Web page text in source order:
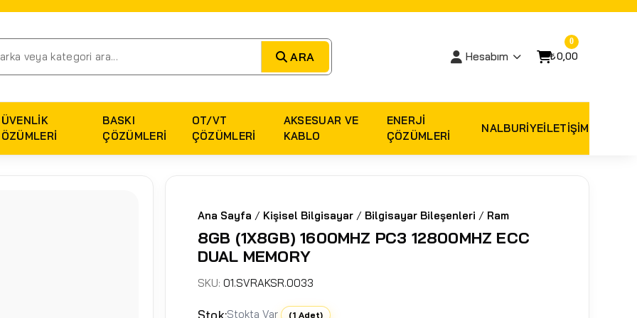
ARA Hesabım
0
₺0,00
BASKI
ÇÖZÜMLERI
OT/VT
ÇÖZÜMLERI
AKSESUAR VE
KABLO
ENERJI
ÇÖZÜMLERI
NALBURIYEİLETİŞİM
Ana Sayfa / Kişisel Bilgisayar / Bilgisayar Bileşenleri / Ram
8GB (1X8GB) 1600MHZ PC3 12800MHZ ECC
DUAL MEMORY
SKU: 01.SVRAKSR.0033
Stok:Stokta Var (1 Adet)